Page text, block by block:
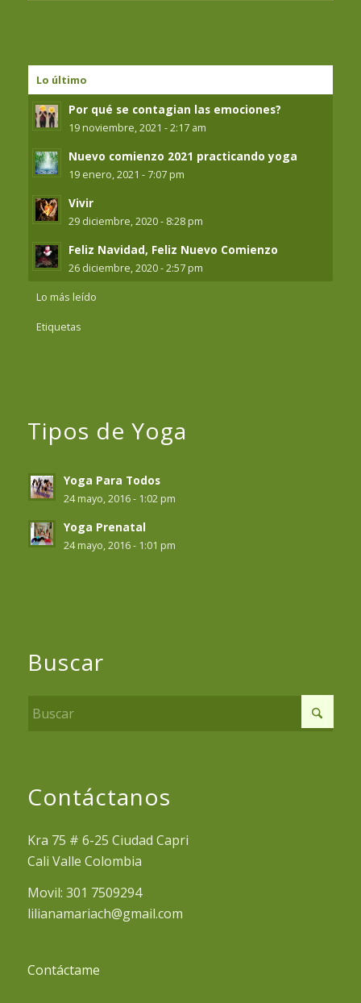
Lo último
Por qué se contagian las emociones?
19 noviembre, 2021 - 2:17 am
Nuevo comienzo 2021 practicando yoga
19 enero, 2021 - 7:07 pm
Vivir
29 diciembre, 2020 - 8:28 pm
Feliz Navidad, Feliz Nuevo Comienzo
26 diciembre, 2020 - 2:57 pm
Lo más leído
Etiquetas
Tipos de Yoga
Yoga Para Todos
24 mayo, 2016 - 1:02 pm
Yoga Prenatal
24 mayo, 2016 - 1:01 pm
Buscar
Contáctanos
Kra 75 # 6-25 Ciudad Capri
Cali Valle Colombia
Movil: 301 7509294
lilianamariach@gmail.com
Contáctame